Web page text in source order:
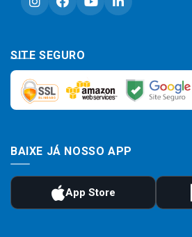
SITE SEGURO
BAIXE JÁ NOSSO APP